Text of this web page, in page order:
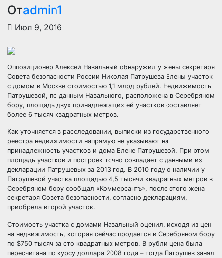
Отadmin1
Июл 9, 2016
Оппозиционер Алексей Навальный обнаружил у жены секретаря
Совета безопасности России Николая Патрушева Елены участок
с домом в Москве стоимостью 1,1 млрд рублей. Недвижимость
Патрушевой, по данным Навального, расположена в Серебряном
бору, площадь двух принадлежащих ей участков составляет
более 6 тысяч квадратных метров.
Как уточняется в расследовании, выписки из государственного
реестра недвижимости напрямую не указывают на
принадлежность участков и дома Елене Патрушевой. При этом
площадь участков и построек точно совпадает с данными из
декларации Патрушевых за 2013 год. В 2010 году о наличии у
Патрушевой участка площадью 4,5 тысячи квадратных метров в
Серебряном бору сообщал «Коммерсантъ», после этого жена
секретаря Совета безопасности, согласно декларациям,
приобрела второй участок.
Стоимость участка с домами Навальный оценил, исходя из цен
на недвижимость, которая сейчас продается в Серебряном бору
по $750 тысяч за сто квадратных метров. В рубли цена была
пересчитана по курсу доллара 2008 года – тогда Патрушев занял